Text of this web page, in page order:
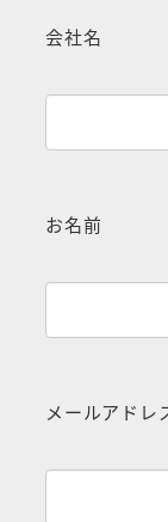
会社名
お名前
メールアドレ